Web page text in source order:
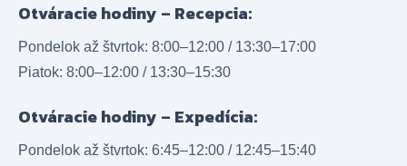
Otváracie hodiny – Recepcia:
Pondelok až štvrtok: 8:00–12:00 / 13:30–17:00
Piatok: 8:00–12:00 / 13:30–15:30
Otváracie hodiny – Expedícia:
Pondelok až štvrtok: 6:45–12:00 / 12:45–15:40